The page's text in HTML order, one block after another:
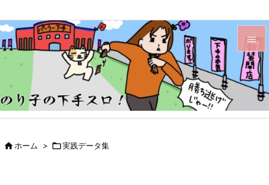


メニュ

サイド
ホーム > 実践データ集